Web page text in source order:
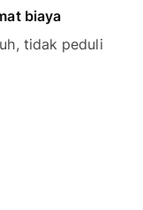
biaya
tidak peduli